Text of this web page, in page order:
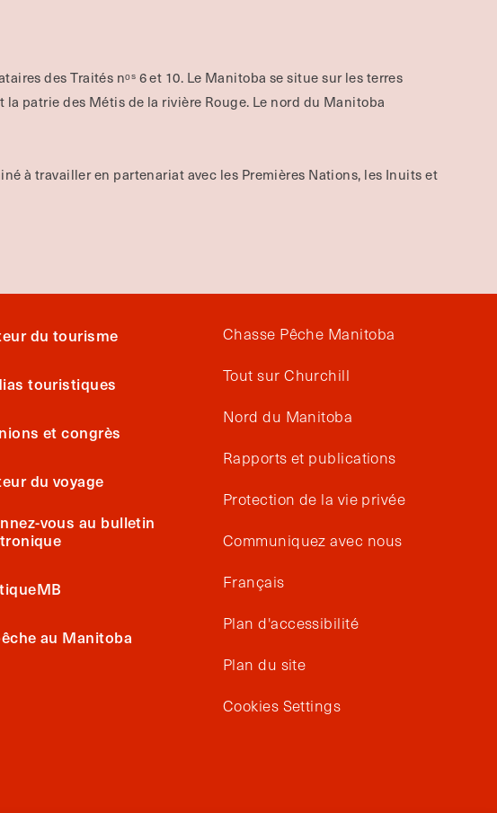
des Traités nᵒˢ 6 et 10. Le Manitoba se situe sur les terres
patrie des Métis de la rivière Rouge. Le nord du Manitoba
à travailler en partenariat avec les Premières Nations, les Inuits et
du tourisme
touristiques
et congrès
du voyage
vous au bulletin
au Manitoba
Chasse Pêche Manitoba
Tout sur Churchill
Nord du Manitoba
Rapports et publications
Protection de la vie privée
Communiquez avec nous
Français
Plan d'accessibilité
Plan du site
Cookies Settings